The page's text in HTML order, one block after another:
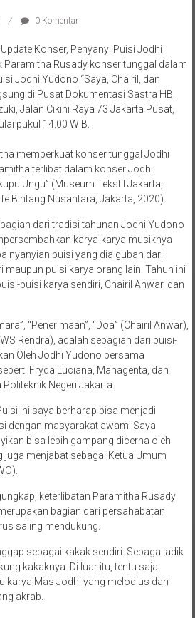
0 Komentar
Update Konser, Penyanyi Puisi Jodhi
Rusady konser tunggal dalam
Jodhi Yudono “Saya, Chairil, dan
di Pusat Dokumentasi Sastra HB.
Jalan Cikini Raya 73 Jakarta Pusat,
pukul 14.00 WIB.
memperkuat konser tunggal Jodhi
terlibat dalam konser Jodhi
Ungu” (Museum Tekstil Jakarta,
Bintang Nusantara, Jakarta, 2020).
dari tradisi tahunan Jodhi Yudono
karya-karya musiknya
nyanyian puisi yang dia gubah dari
maupun puisi karya orang lain. Tahun ini
puisi karya sendiri, Chairil Anwar, dan
“Penerimaan”, “Doa” (Chairil Anwar),
Rendra), adalah sebagian dari puisi-
Oleh Jodhi Yudono bersama
Fryda Luciana, Mahagenta, dan
Negeri Jakarta.
ini saya berharap bisa menjadi
dengan masyarakat awam. Saya
bisa lebih gampang dicerna oleh
juga menjabat sebagai Ketua Umum
keterlibatan Paramitha Rusady
bagian dari persahabatan
saling mendukung.
sebagai kakak sendiri. Sebagai adik
kakaknya. Di luar itu, tentu saja
karya Mas Jodhi yang melodius dan
akrab.